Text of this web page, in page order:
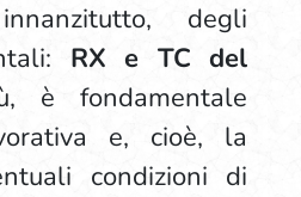
degli
RX e TC del
è fondamentale
e, cioè, la
condizioni di